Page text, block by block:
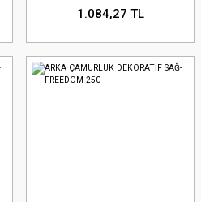
1.084,27 TL